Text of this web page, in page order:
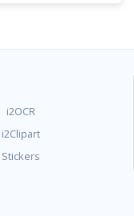
i2OCR
i2Clipart
Stickers